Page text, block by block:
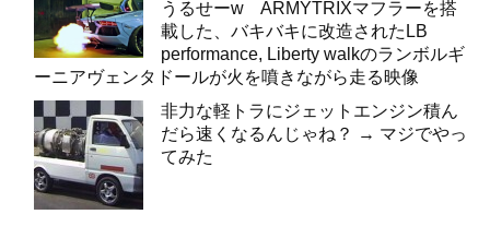
うるせーw ARMYTRIXマフラーを搭
載した、バキバキに改造されたLB
performance, Liberty walkのランボルギ
ーニアヴェンタドールが火を噴きながら走る映像
非力な軽トラにジェットエンジン積ん
だら速くなるんじゃね？ → マジでやっ
てみた